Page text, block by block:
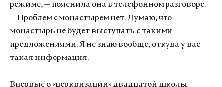
режиме, — пояснила она в телефонном разговоре.
— Проблем с монастырем нет. Думаю, что
монастырь не будет выступать с такими
предложениями. Я не знаю вообще, откуда у вас
такая информация.
Впервые о «церквизации» двадцатой школы